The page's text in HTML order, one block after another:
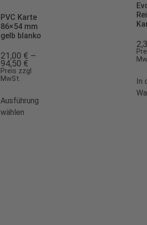
PVC Karte
86×54 mm
gelb blanko
21,00 € –
94,50 €
Preis zzgl
MwSt.
Ausführung
wählen
In